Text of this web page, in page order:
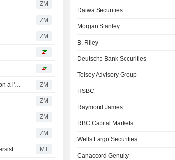
ZM
ZM
ZM
ESTEE LAUDER : Rothschild & Co Redburn maintient sa recommandation à l'achat ZM
ZM
ZM
ZM
Le redressement d'Estee Lauder se poursuit, mais les vents contraires persistent au Moyen-Orient, selon RBC MT
Daiwa Securities
Morgan Stanley
B. Riley
Deutsche Bank Securities
Telsey Advisory Group
HSBC
Raymond James
RBC Capital Markets
Wells Fargo Securities
Canaccord Genuity